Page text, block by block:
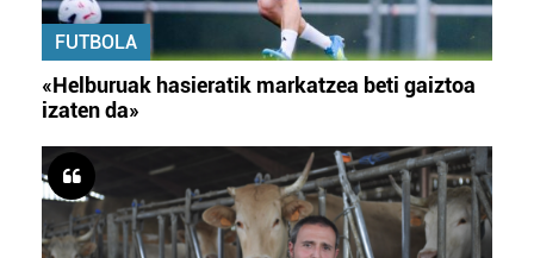
FUTBOLA
«Helburuak hasieratik markatzea beti gaiztoa
izaten da»